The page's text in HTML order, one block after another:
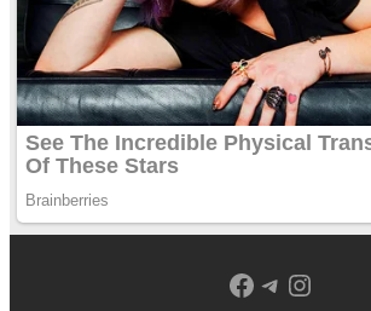
Facebook
Telegram